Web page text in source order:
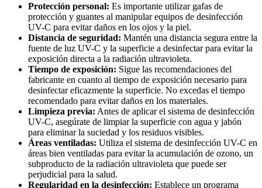
Protección personal: Es importante utilizar gafas de
protección y guantes al manipular equipos de desinfección
UV-C para evitar daños en los ojos y la piel.
Distancia de seguridad: Mantén una distancia segura entre la
fuente de luz UV-C y la superficie a desinfectar para evitar la
exposición directa a la radiación ultravioleta.
Tiempo de exposición: Sigue las recomendaciones del
fabricante en cuanto al tiempo de exposición necesario para
desinfectar eficazmente la superficie. No excedas el tiempo
recomendado para evitar daños en los materiales.
Limpieza previa: Antes de aplicar el sistema de desinfección
UV-C, asegúrate de limpiar la superficie con agua y jabón
para eliminar la suciedad y los residuos visibles.
Áreas ventiladas: Utiliza el sistema de desinfección UV-C en
áreas bien ventiladas para evitar la acumulación de ozono, un
subproducto de la radiación ultravioleta que puede ser
perjudicial para la salud.
Regularidad en la desinfección: Establece un programa